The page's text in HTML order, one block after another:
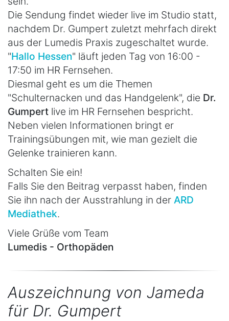
Die Sendung findet wieder live im Studio statt,
nachdem Dr. Gumpert zuletzt mehrfach direkt
aus der Lumedis Praxis zugeschaltet wurde.
"Hallo Hessen" läuft jeden Tag von 16:00 -
17:50 im HR Fernsehen.
Diesmal geht es um die Themen
"Schulternacken und das Handgelenk", die Dr.
Gumpert live im HR Fernsehen bespricht.
Neben vielen Informationen bringt er
Trainingsübungen mit, wie man gezielt die
Gelenke trainieren kann.
Schalten Sie ein!
Falls Sie den Beitrag verpasst haben, finden
Sie ihn nach der Ausstrahlung in der ARD
Mediathek.
Viele Grüße vom Team
Lumedis - Orthopäden
Auszeichnung von Jameda
für Dr. Gumpert